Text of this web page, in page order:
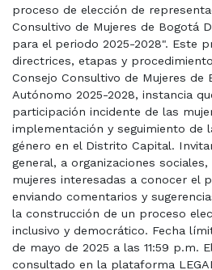
proceso de elección de
Consultivo de Mujeres de Bogotá
para el periodo 2025-2028". Este
directrices, etapas y
Consejo Consultivo de Mujeres de
Autónomo 2025-2028, instancia
participación incidente de las
implementación y seguimiento de
género en el Distrito Capital.
general, a organizaciones
mujeres interesadas a conocer el
enviando comentarios y
la construcción de un proceso
inclusivo y democrático. Fecha
de mayo de 2025 a las 11:59 p.m.
consultado en la plataforma